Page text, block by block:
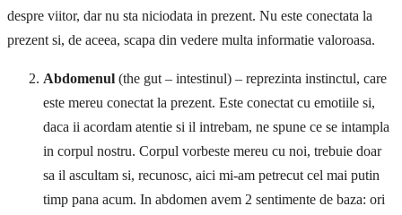
despre viitor, dar nu sta niciodata in prezent. Nu este conectata la
prezent si, de aceea, scapa din vedere multa informatie valoroasa.
Abdomenul (the gut – intestinul) – reprezinta instinctul, care
este mereu conectat la prezent. Este conectat cu emotiile si,
daca ii acordam atentie si il intrebam, ne spune ce se intampla
in corpul nostru. Corpul vorbeste mereu cu noi, trebuie doar
sa il ascultam si, recunosc, aici mi-am petrecut cel mai putin
timp pana acum. In abdomen avem 2 sentimente de baza: ori